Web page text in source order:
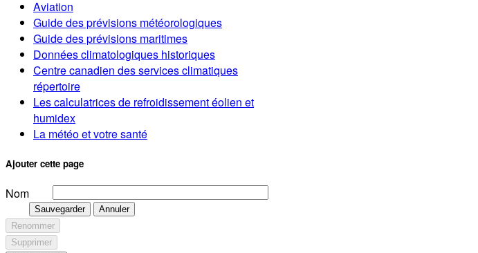
Aviation
Guide des prévisions météorologiques
Guide des prévisions maritimes
Données climatologiques historiques
Centre canadien des services climatiques
répertoire
Les calculatrices de refroidissement éolien et
humidex
La météo et votre santé
Ajouter cette page
Nom
Sauvegarder
Annuler
Renommer
Supprimer